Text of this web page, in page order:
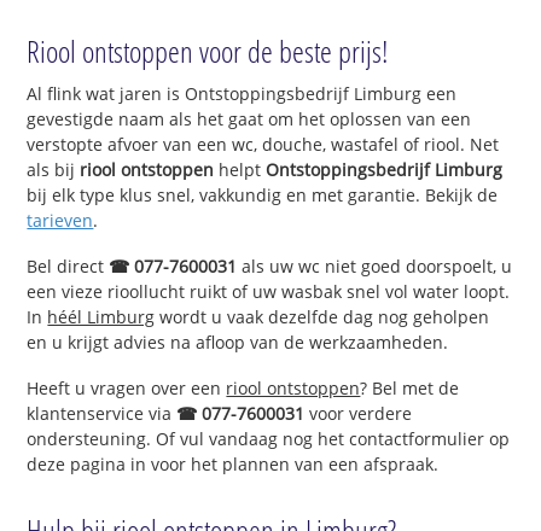
Riool ontstoppen voor de beste prijs!
Al flink wat jaren is Ontstoppingsbedrijf Limburg een
gevestigde naam als het gaat om het oplossen van een
verstopte afvoer van een wc, douche, wastafel of riool. Net
als bij riool ontstoppen helptOntstoppingsbedrijf Limburg
bij elk type klus snel, vakkundig en met garantie. Bekijk de
tarieven.
Bel direct ☎ 077-7600031 als uw wc niet goed doorspoelt, u
een vieze rioollucht ruikt of uw wasbak snel vol water loopt.
In héél Limburg wordt u vaak dezelfde dag nog geholpen
en u krijgt advies na afloop van de werkzaamheden.
Heeft u vragen over een riool ontstoppen? Bel met de
klantenservice via ☎ 077-7600031 voor verdere
ondersteuning. Of vul vandaag nog het contactformulier op
deze pagina in voor het plannen van een afspraak.